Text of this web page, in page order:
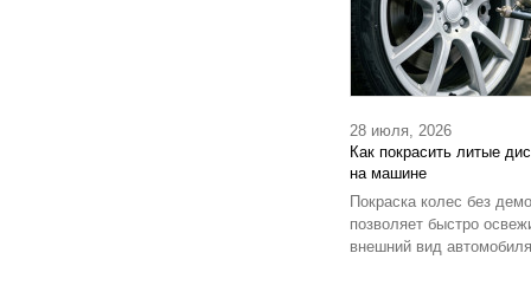
28 июля, 2026
Как покрасить литые
на машине
Покраска колес без
позволяет быстро
внешний вид